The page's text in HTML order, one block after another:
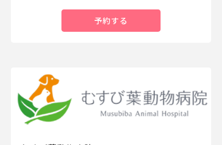
予約する